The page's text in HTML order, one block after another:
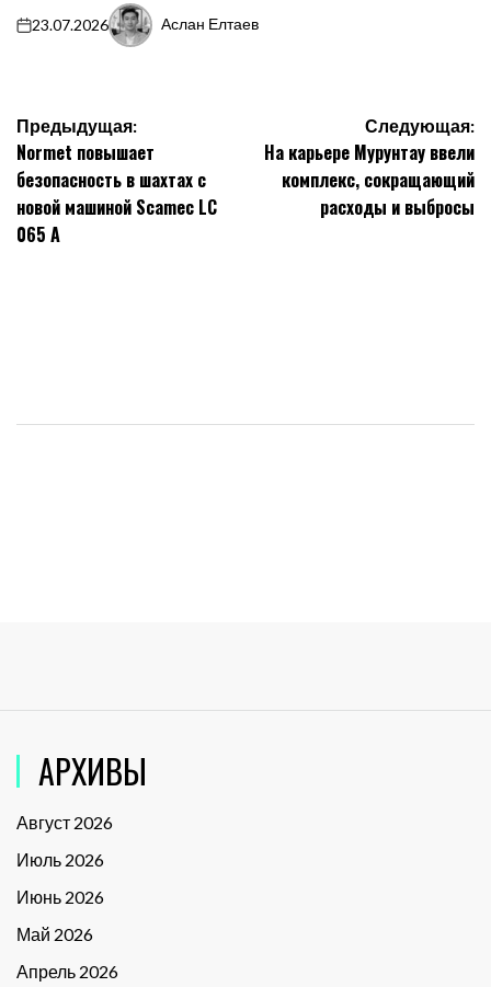
on
23.07.2026
Запись
Аслан Елтаев
Навигация
по
записям
Предыдущая:
Normet повышает
безопасность в шахтах с
новой машиной Scamec LC
065 A
Следующая:
На карьере Мурунтау ввели
комплекс, сокращающий
расходы и выбросы
АРХИВЫ
Август 2026
Июль 2026
Июнь 2026
Май 2026
Апрель 2026